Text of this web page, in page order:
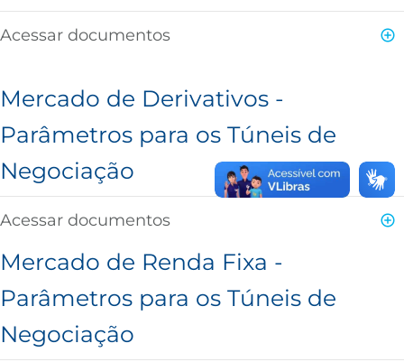
B3
Acessar documentos
Mercado de Derivativos -
Parâmetros para os Túneis de
Negociação
Acessar documentos
Mercado de Renda Fixa -
Parâmetros para os Túneis de
Negociação